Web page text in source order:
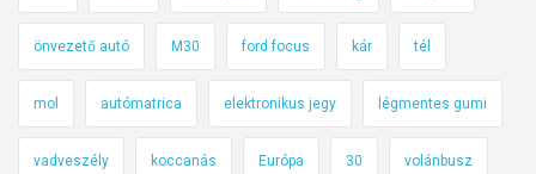
önvezető autó M30 ford focus kár tél
mol autómatrica elektronikus jegy légmentes gumi
vadveszély koccanás Európa 30 volánbusz